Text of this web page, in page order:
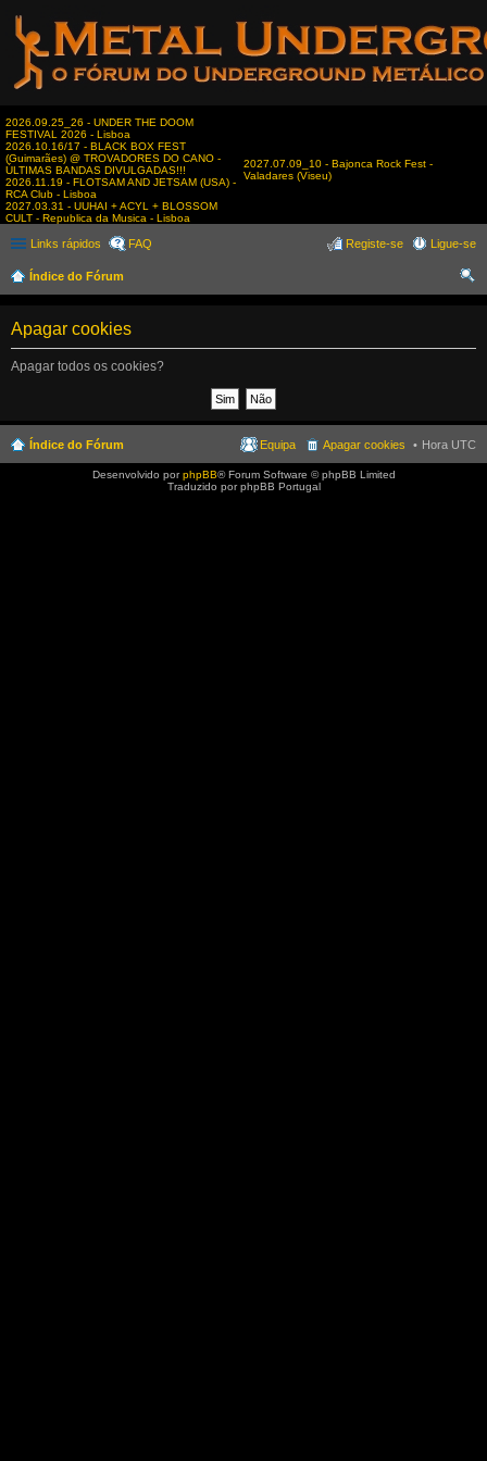
2026.09.25_26 - UNDER THE DOOM
FESTIVAL 2026 - Lisboa
2026.10.16/17 - BLACK BOX FEST
(Guimarães) @ TROVADORES DO CANO -
ÚLTIMAS BANDAS DIVULGADAS!!!
2026.11.19 - FLOTSAM AND JETSAM (USA) -
RCA Club - Lisboa
2027.03.31 - UUHAI + ACYL + BLOSSOM
CULT - Republica da Musica - Lisboa
2027.07.09_10 - Bajonca Rock Fest -
Valadares (Viseu)
Links rápidos FAQ Ligue-se
Registe-se
Índice do Fórum
Apagar cookies
Apagar todos os cookies?
Índice do Fórum Hora UTC
Apagar cookies
Equipa
Desenvolvido porphpBB® Forum Software © phpBB Limited
Traduzido por phpBB Portugal